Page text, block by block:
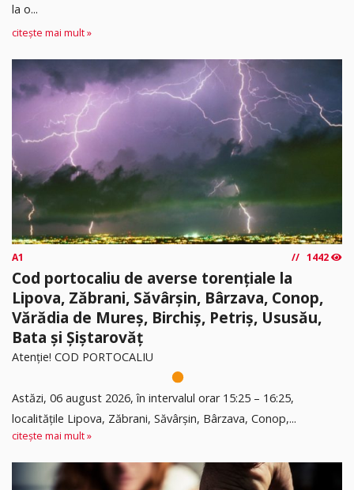
la o...
citește mai mult »
A1 1442
Cod portocaliu de averse torențiale la
Lipova, Zăbrani, Săvârșin, Bârzava, Conop,
Vărădia de Mureș, Birchiș, Petriș, Ususău,
Bata și Șiștarovăț
Atenție! COD PORTOCALIU
Astăzi, 06 august 2026, în intervalul orar 15:25 – 16:25,
localitățile Lipova, Zăbrani, Săvârșin, Bârzava, Conop,...
citește mai mult »